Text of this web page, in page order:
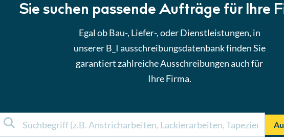
Sie suchen passende Aufträge für Ihre
Egal ob Bau-, Liefer-, oder Dienstleistungen, in
unserer B_I ausschreibungsdatenbank finden Sie
garantiert zahlreiche Ausschreibungen auch für
Ihre Firma.